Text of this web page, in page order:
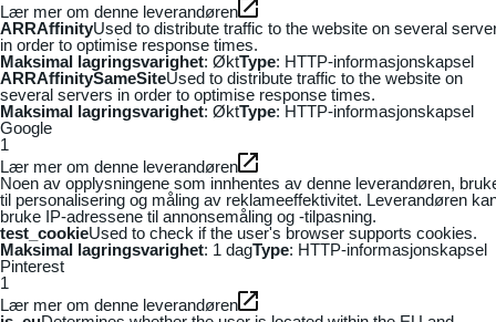
Lær mer om denne leverandøren
ARRAffinityUsed to distribute traffic to the website on several
in order to optimise response times.
Maksimal lagringsvarighet: ØktType: HTTP-informasjonskapsel
ARRAffinitySameSiteUsed to distribute traffic to the website on
several servers in order to optimise response times.
Maksimal lagringsvarighet: ØktType: HTTP-informasjonskapsel
Google
1
Lær mer om denne leverandøren
Noen av opplysningene som innhentes av denne leverandøren,
til personalisering og måling av reklameeffektivitet. Leverandøren
bruke IP-adressene til annonsemåling og -tilpasning.
test_cookieUsed to check if the user's browser supports cookies.
Maksimal lagringsvarighet: 1 dagType: HTTP-informasjonskapsel
Pinterest
1
Lær mer om denne leverandøren